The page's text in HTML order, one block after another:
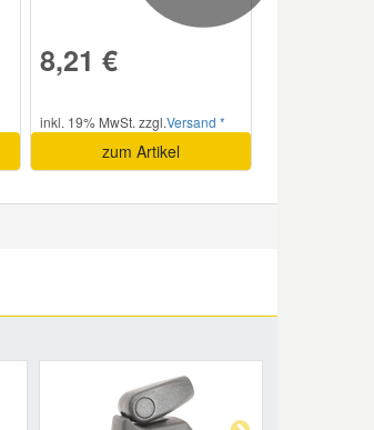
8,21 €
inkl. 19% MwSt. zzgl.Versand *
zum Artikel